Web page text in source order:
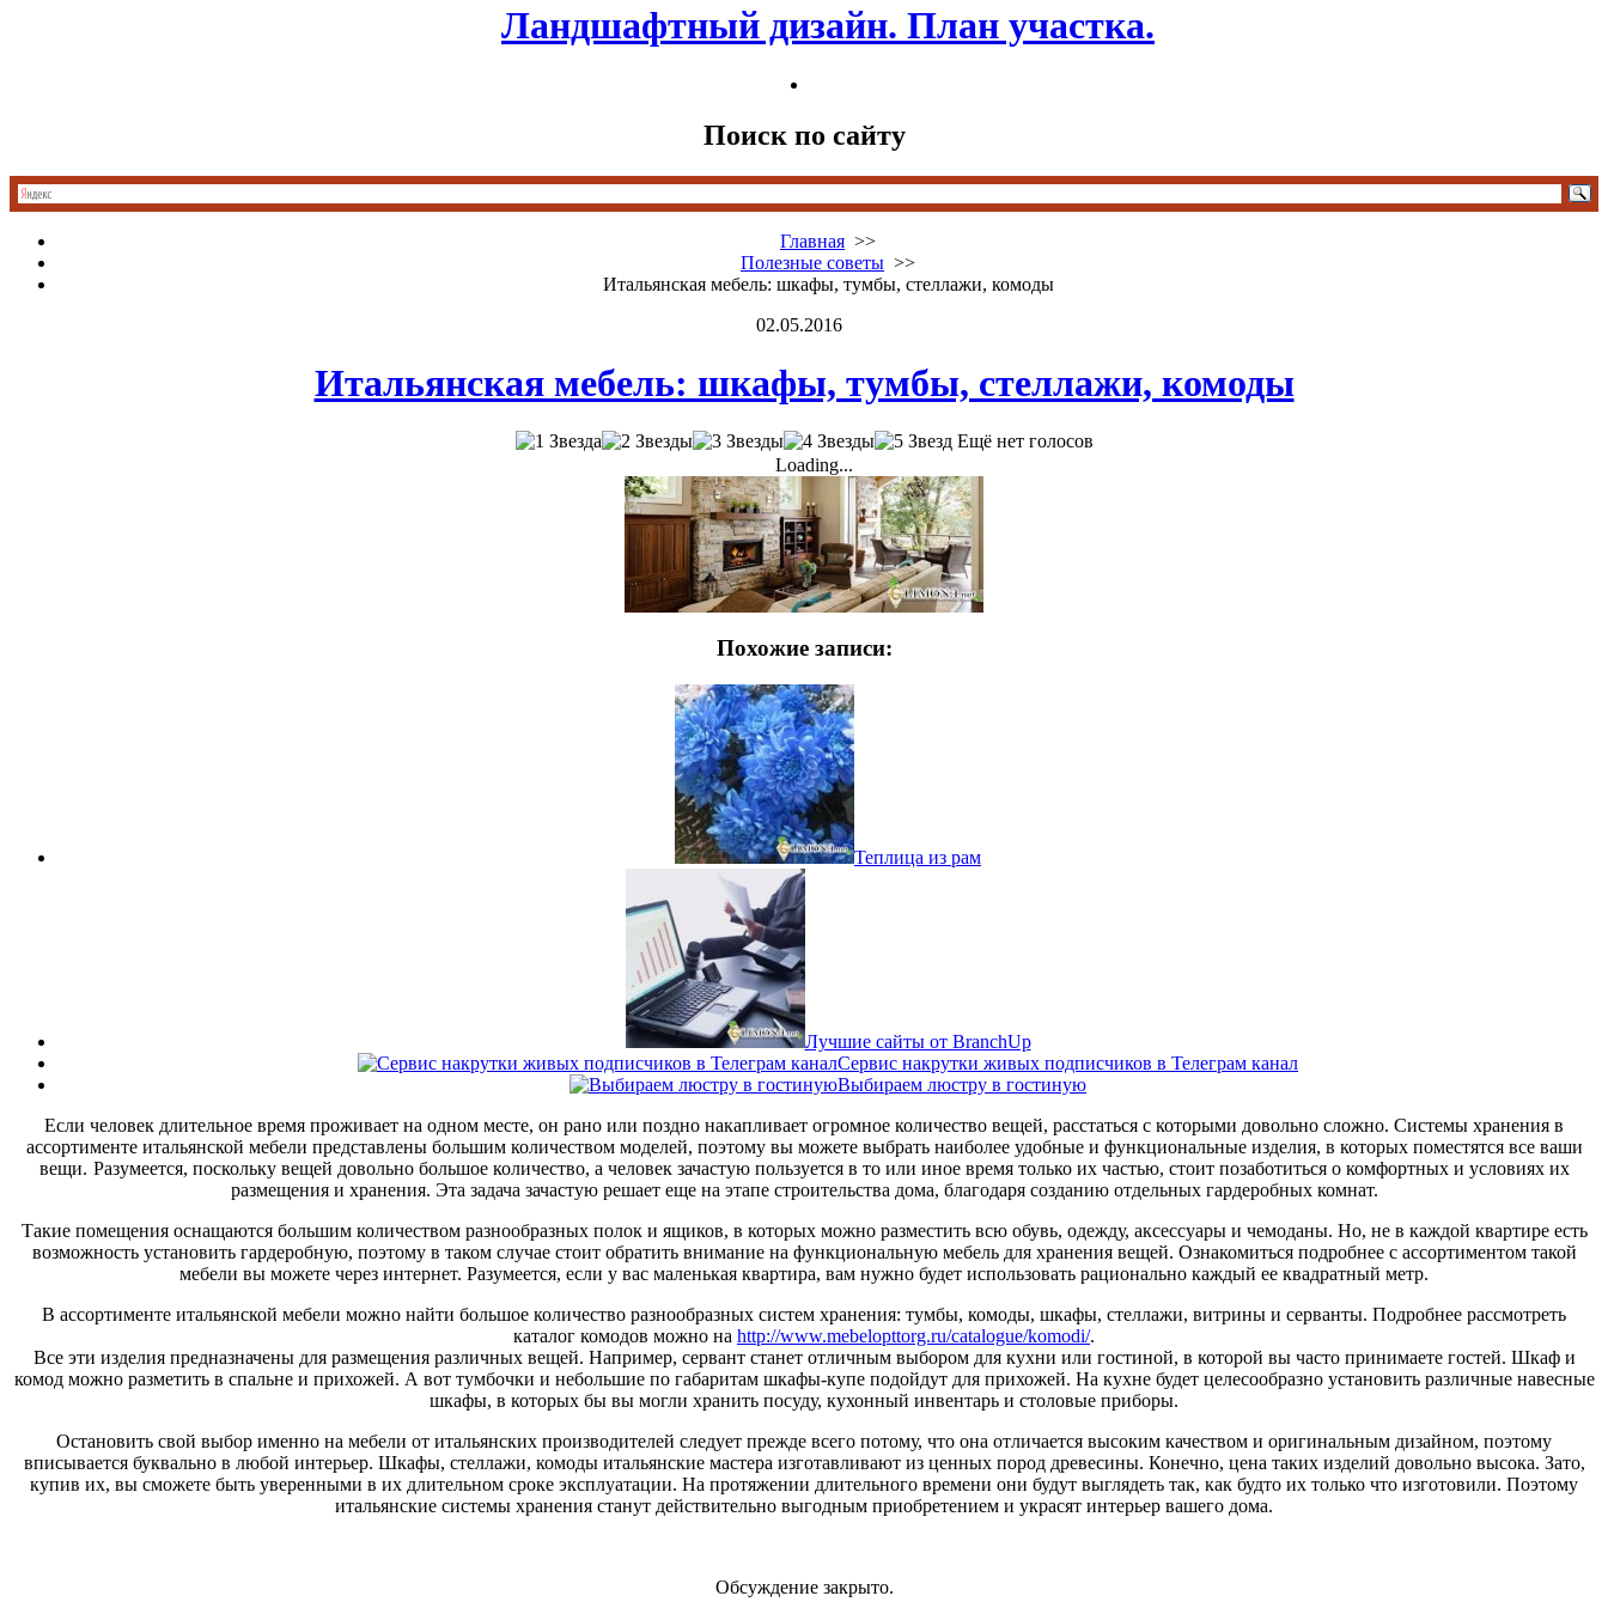
Ландшафтный дизайн. План участка.
Поиск по сайту
Главная >>
Полезные советы >>
Итальянская мебель: шкафы, тумбы, стеллажи, комоды
02.05.2016
Итальянская мебель: шкафы, тумбы, стеллажи, комоды
Ещё нет голосов
Loading...
Похожие записи:
Теплица из рам
Лучшие сайты от BranchUp
Сервис накрутки живых подписчиков в Телеграм канал
Выбираем люстру в гостиную
Если человек длительное время проживает на одном месте, он рано или поздно накапливает огромное количество вещей, расстаться с которыми довольно сложно. Системы хранения в
ассортименте итальянской мебели представлены большим количеством моделей, поэтому вы можете выбрать наиболее удобные и функциональные изделия, в которых поместятся все ваши
вещи. Разумеется, поскольку вещей довольно большое количество, а человек зачастую пользуется в то или иное время только их частью, стоит позаботиться о комфортных и условиях их
размещения и хранения. Эта задача зачастую решает еще на этапе строительства дома, благодаря созданию отдельных гардеробных комнат.
Такие помещения оснащаются большим количеством разнообразных полок и ящиков, в которых можно разместить всю обувь, одежду, аксессуары и чемоданы. Но, не в каждой квартире есть
возможность установить гардеробную, поэтому в таком случае стоит обратить внимание на функциональную мебель для хранения вещей. Ознакомиться подробнее с ассортиментом такой
мебели вы можете через интернет. Разумеется, если у вас маленькая квартира, вам нужно будет использовать рационально каждый ее квадратный метр.
В ассортименте итальянской мебели можно найти большое количество разнообразных систем хранения: тумбы, комоды, шкафы, стеллажи, витрины и серванты. Подробнее рассмотреть
каталог комодов можно на http://www.mebelopttorg.ru/catalogue/komodi/.
Все эти изделия предназначены для размещения различных вещей. Например, сервант станет отличным выбором для кухни или гостиной, в которой вы часто принимаете гостей. Шкаф и
комод можно разметить в спальне и прихожей. А вот тумбочки и небольшие по габаритам шкафы-купе подойдут для прихожей. На кухне будет целесообразно установить различные навесные
шкафы, в которых бы вы могли хранить посуду, кухонный инвентарь и столовые приборы.
Остановить свой выбор именно на мебели от итальянских производителей следует прежде всего потому, что она отличается высоким качеством и оригинальным дизайном, поэтому
вписывается буквально в любой интерьер. Шкафы, стеллажи, комоды итальянские мастера изготавливают из ценных пород древесины. Конечно, цена таких изделий довольно высока. Зато,
купив их, вы сможете быть уверенными в их длительном сроке эксплуатации. На протяжении длительного времени они будут выглядеть так, как будто их только что изготовили. Поэтому
итальянские системы хранения станут действительно выгодным приобретением и украсят интерьер вашего дома.
Обсуждение закрыто.